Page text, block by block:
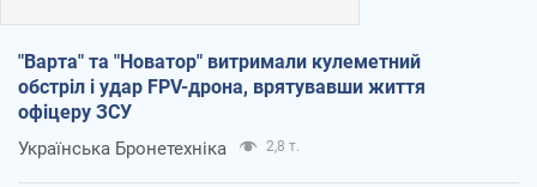
"Варта" та "Новатор" витримали кулеметний
обстріл і удар FPV-дрона, врятувавши життя
офіцеру ЗСУ
Українська Бронетехніка 2,8 т.